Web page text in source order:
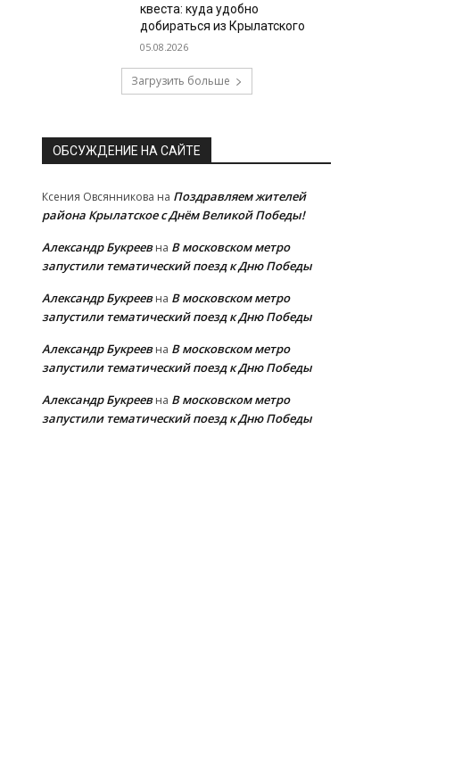
квеста: куда удобно
добираться из Крылатского
05.08.2026
Загрузить больше
ОБСУЖДЕНИЕ НА САЙТЕ
Ксения Овсянникова на Поздравляем жителей
района Крылатское с Днём Великой Победы!
Александр Букреевна В московском метро
запустили тематический поезд к Дню Победы
Александр Букреевна В московском метро
запустили тематический поезд к Дню Победы
Александр Букреевна В московском метро
запустили тематический поезд к Дню Победы
Александр Букреевна В московском метро
запустили тематический поезд к Дню Победы